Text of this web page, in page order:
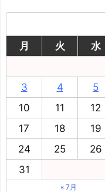
月
火 水
3
4 5
10
11 12
17
18 19
24
25 26
31
« 7月